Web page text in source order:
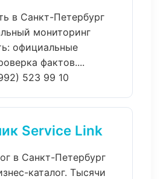
в Санкт-Петербург
мониторинг
официальные
фактов....
523 99 10
Service Link
в Санкт-Петербург
каталог. Тысячи